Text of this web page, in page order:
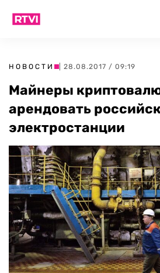
НОВОСТИ | 28.08.2017 / 09:19
Майнеры
арендовать
электростанции